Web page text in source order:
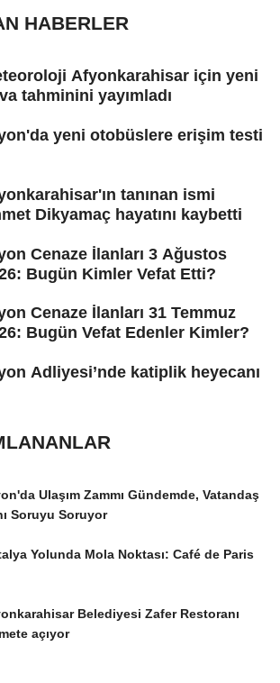
HABERLER
Afyonkarahisar için yeni
tahminini yayımladı
yeni otobüslere erişim testi
tanınan ismi
Dikyamaç hayatını kaybetti
Cenaze İlanları 3 Ağustos
Bugün Kimler Vefat Etti?
Cenaze İlanları 31 Temmuz
Bugün Vefat Edenler Kimler?
Adliyesi’nde katiplik heyecanı
Ulaşım Zammı Gündemde, Vatandaş
Soruyu Soruyor
Yolunda Mola Noktası: Café de Paris
Belediyesi Zafer Restoranı
açıyor